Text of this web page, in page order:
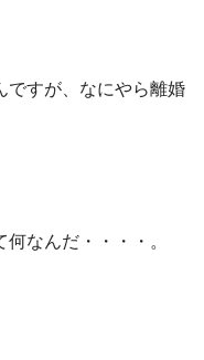
ですが、なにやら離婚
なんだ・・・・。